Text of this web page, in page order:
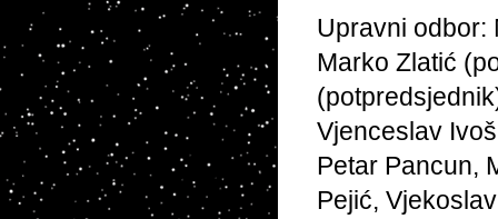
Upravni odbor:
Marko Zlatić
Vjenceslav
Petar Pancun,
Pejić,